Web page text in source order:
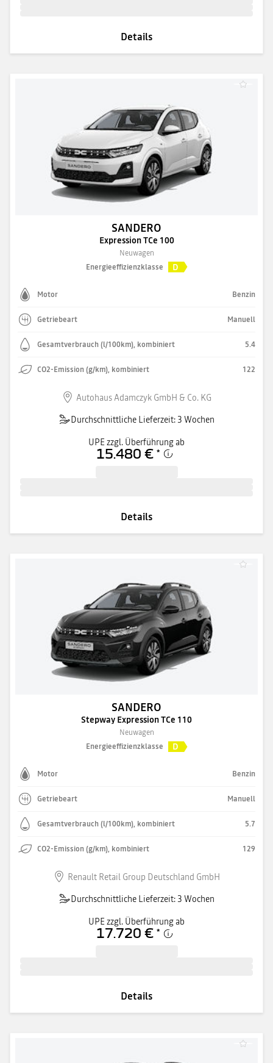
Details
SANDERO
Expression TCe 100
Neuwagen
Energieeffizienzklasse
D
Motor Benzin
Getriebeart Manuell
Gesamtverbrauch (l/100km), kombiniert 5.4
CO2-Emission (g/km), kombiniert 122
Autohaus Adamczyk GmbH & Co. KG
Durchschnittliche Lieferzeit: 3 Wochen
UPE zzgl. Überführung ab
15.480 € *
Details
SANDERO
Stepway Expression TCe 110
Neuwagen
Energieeffizienzklasse
D
Motor Benzin
Getriebeart Manuell
Gesamtverbrauch (l/100km), kombiniert 5.7
CO2-Emission (g/km), kombiniert 129
Renault Retail Group Deutschland GmbH
Durchschnittliche Lieferzeit: 3 Wochen
UPE zzgl. Überführung ab
17.720 € *
Details